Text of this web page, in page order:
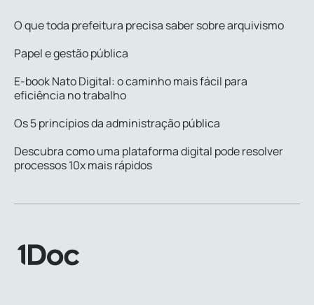
O que toda prefeitura precisa saber sobre arquivismo
Papel e gestão pública
E-book Nato Digital: o caminho mais fácil para
eficiência no trabalho
Os 5 princípios da administração pública
Descubra como uma plataforma digital pode resolver
processos 10x mais rápidos